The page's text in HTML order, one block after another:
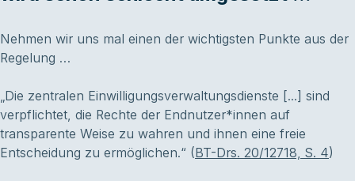
Nehmen wir uns mal einen der wichtigsten Punkte aus der
Regelung …
„Die zentralen Einwilligungsverwaltungsdienste [...] sind
verpflichtet, die Rechte der Endnutzer*innen auf
transparente Weise zu wahren und ihnen eine freie
Entscheidung zu ermöglichen.“ (BT-Drs. 20/12718, S. 4)